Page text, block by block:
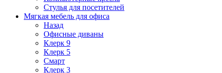
Стулья для посетителей
Мягкая мебель для офиса
Назад
Офисные диваны
Клерк 9
Клерк 5
Смарт
Клерк 3